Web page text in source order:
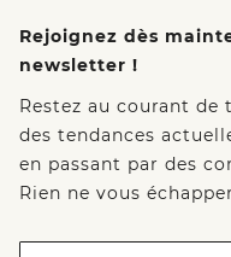
Rejoignez dès
newsletter !
Restez au courant
des tendances
en passant par des
Rien ne vous